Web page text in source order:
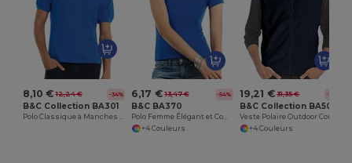
8,10 € 12,24 € -34%
B&C Collection BA301
Polo Classique à Manches Courtes Élégant
6,17 € 13,47 € -54%
B&C BA370
Polo Femme Élégant et Confortable
+4 Couleurs
19,21 € 31,35 € -39%
B&C Collection BA503
+4 Couleurs